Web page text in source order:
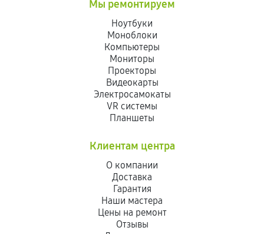
Мы ремонтируем
Ноутбуки
Моноблоки
Компьютеры
Мониторы
Проекторы
Видеокарты
Электросамокаты
VR системы
Планшеты
Клиентам центра
О компании
Доставка
Гарантия
Наши мастера
Цены на ремонт
Отзывы